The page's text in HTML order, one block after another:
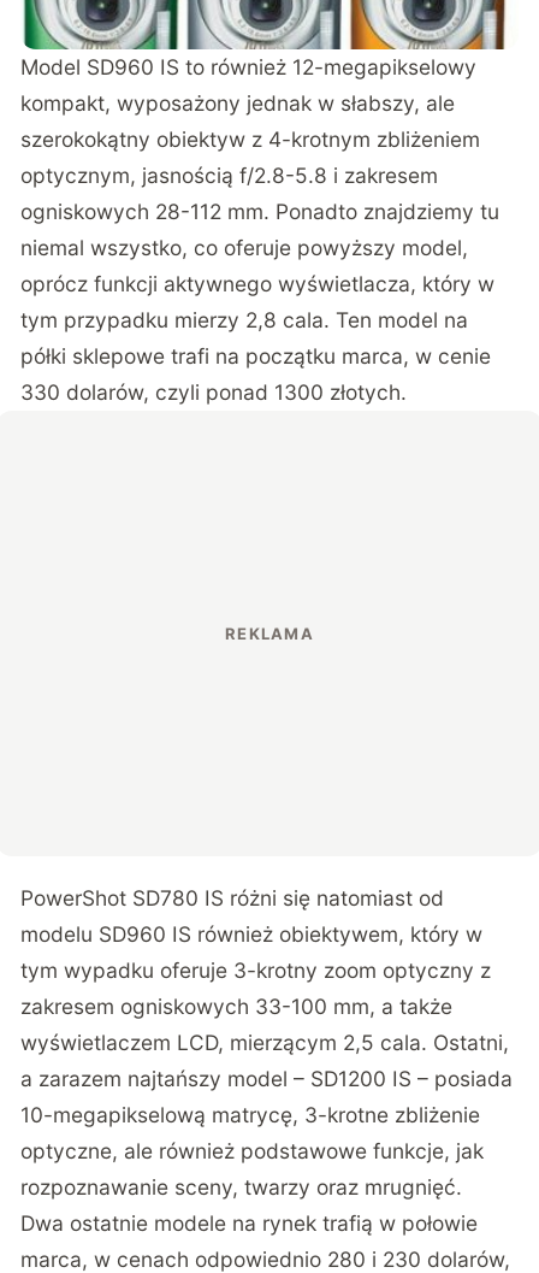
Model SD960 IS to również 12-megapikselowy
kompakt, wyposażony jednak w słabszy, ale
szerokokątny obiektyw z 4-krotnym zbliżeniem
optycznym, jasnością f/2.8-5.8 i zakresem
ogniskowych 28-112 mm. Ponadto znajdziemy tu
niemal wszystko, co oferuje powyższy model,
oprócz funkcji aktywnego wyświetlacza, który w
tym przypadku mierzy 2,8 cala. Ten model na
półki sklepowe trafi na początku marca, w cenie
330 dolarów, czyli ponad 1300 złotych.
PowerShot SD780 IS różni się natomiast od
modelu SD960 IS również obiektywem, który w
tym wypadku oferuje 3-krotny zoom optyczny z
zakresem ogniskowych 33-100 mm, a także
wyświetlaczem LCD, mierzącym 2,5 cala. Ostatni,
a zarazem najtańszy model – SD1200 IS – posiada
10-megapikselową matrycę, 3-krotne zbliżenie
optyczne, ale również podstawowe funkcje, jak
rozpoznawanie sceny, twarzy oraz mrugnięć.
Dwa ostatnie modele na rynek trafią w połowie
marca, w cenach odpowiednio 280 i 230 dolarów,